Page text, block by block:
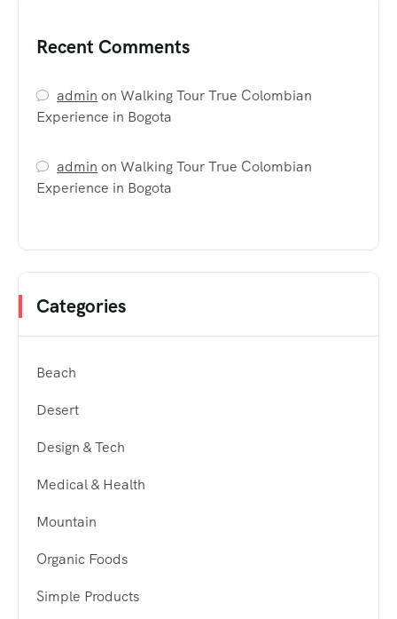
Recent Comments
admin onWalking Tour True Colombian
Experience in Bogota
admin onWalking Tour True Colombian
Experience in Bogota
Categories
Beach
Desert
Design & Tech
Medical & Health
Mountain
Organic Foods
Simple Products